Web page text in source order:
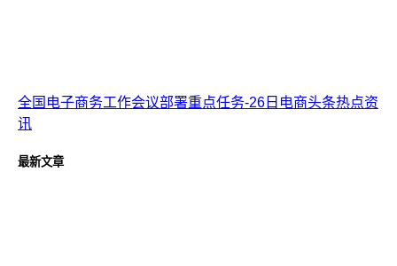
全国电子商务工作会议部署重点任务-26日电商头条热点资
讯
最新文章